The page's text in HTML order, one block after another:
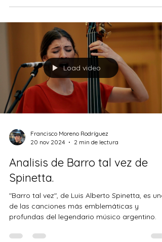
Kasenetz-Katz (¿q
Load video
20 nov 2024
2 min de lectura
Analisis de Barro tal vez de
Spinetta.
"Barro tal vez", de Luis Alberto Spinetta, es una
profundas del legendario músico argentino.